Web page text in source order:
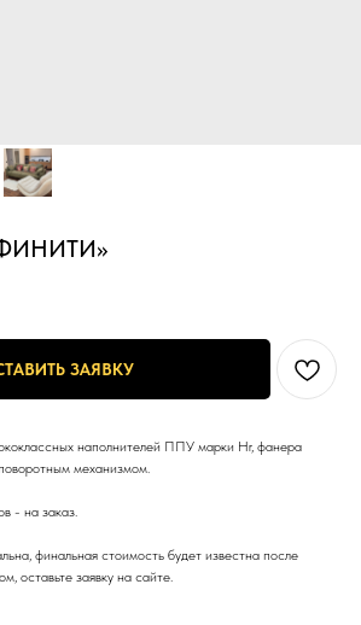
ЗАЯВКУ
наполнителей ППУ марки Hr, фанера
механизмом.
- на заказ.
финальная стоимость будет известна после
оставьте заявку на сайте.